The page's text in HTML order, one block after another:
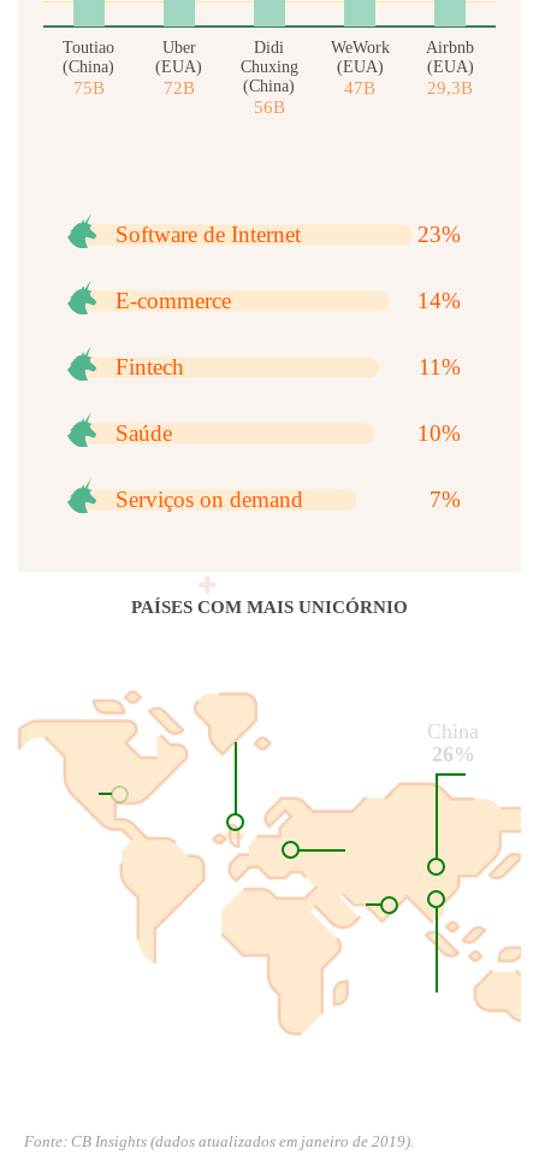
Toutiao
(China)
75B
Uber
(EUA)
72B
Didi
Chuxing
(China)
56B
WeWork
(EUA)
47B
Airbnb
(EUA)
29,3B
Software de Internet 23%
E-commerce 14%
Fintech 11%
Saúde 10%
Serviços on demand 7%
PAÍSES COM MAIS UNICÓRNIO
China
26%
Coreia
Fonte: CB Insights (dados atualizados em janeiro de 2019).